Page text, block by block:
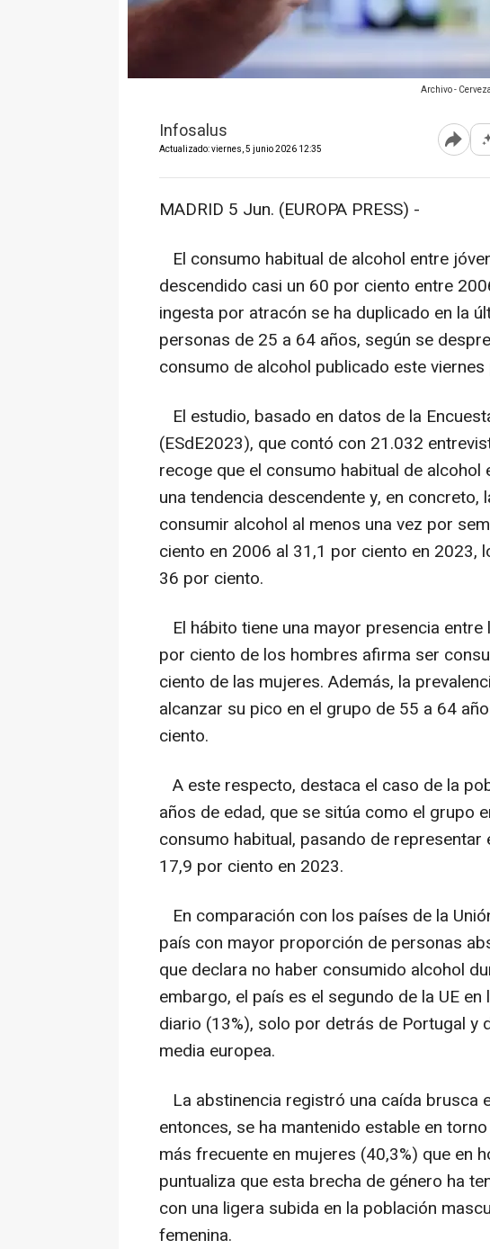
Archivo -
Infosalus
Actualizado: viernes, 5 junio 2026 12:35 Abrir
MADRID 5 Jun. (EUROPA PRESS) -
El consumo habitual de alcohol entre
descendido casi un 60 por ciento entre
ingesta por atracón se ha duplicado en la
personas de 25 a 64 años, según se
consumo de alcohol publicado este
El estudio, basado en datos de la
(ESdE2023), que contó con 21.032
recoge que el consumo habitual de
una tendencia descendente y, en concreto,
consumir alcohol al menos una vez por
ciento en 2006 al 31,1 por ciento en 2023,
36 por ciento.
El hábito tiene una mayor presencia
por ciento de los hombres afirma ser
ciento de las mujeres. Además, la
alcanzar su pico en el grupo de 55 a 64
ciento.
A este respecto, destaca el caso de la
años de edad, que se sitúa como el grupo
consumo habitual, pasando de
17,9 por ciento en 2023.
En comparación con los países de la
país con mayor proporción de personas
que declara no haber consumido alcohol
embargo, el país es el segundo de la UE
diario (13%), solo por detrás de Portugal y
media europea.
La abstinencia registró una caída brusca
entonces, se ha mantenido estable en
más frecuente en mujeres (40,3%) que en
puntualiza que esta brecha de género ha
con una ligera subida en la población
femenina.